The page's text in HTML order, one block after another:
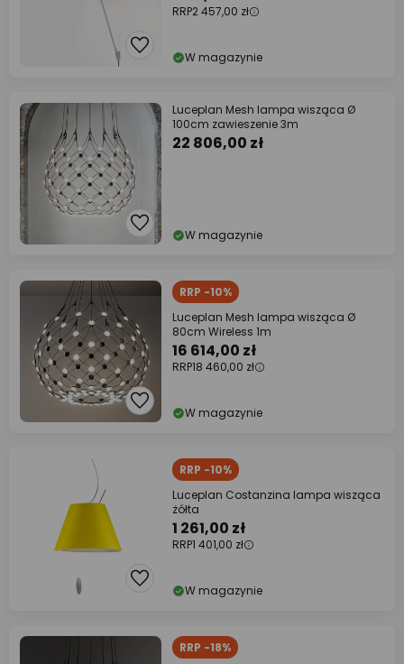
RRP2 457,00 zł
W magazynie
Luceplan Mesh lampa wisząca Ø
100cm zawieszenie 3m
22 806,00 zł
W magazynie
RRP -10%
Luceplan Mesh lampa wisząca Ø
80cm Wireless 1m
16 614,00 zł
RRP18 460,00 zł
W magazynie
RRP -10%
Luceplan Costanzina lampa wisząca
żółta
1 261,00 zł
RRP1 401,00 zł
W magazynie
RRP -18%